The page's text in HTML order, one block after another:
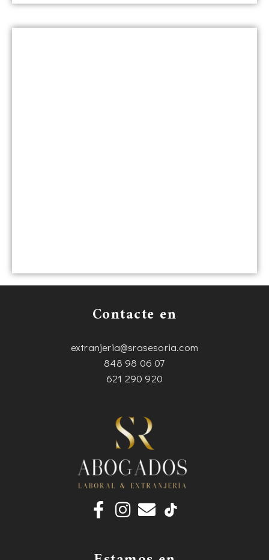
Contacte en
extranjeria@srasesoria.com
848 98 06 07
621 290 920
F
a
I
n
E
n